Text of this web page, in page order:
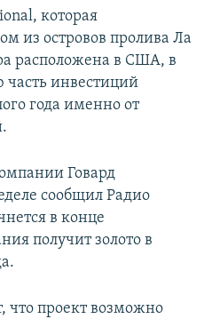
которая
из островов пролива Ла
расположена в США, в
инвестиций
года именно от
Говард
сообщил Радио
в конце
получит золото в
что проект возможно